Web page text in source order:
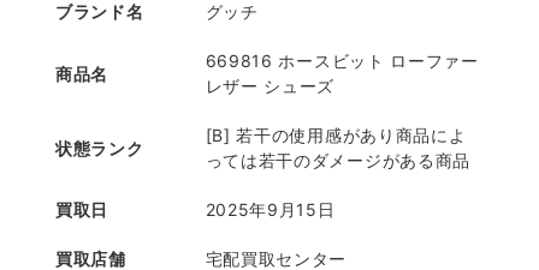
ブランド名 グッチ
商品名
669816 ホースビット ローファー
レザー シューズ
状態ランク
[B] 若干の使用感があり商品によ
っては若干のダメージがある商品
買取日 2025年9月15日
買取店舗 宅配買取センター